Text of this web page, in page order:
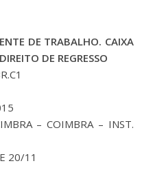
DE TRABALHO. CAIXA
DE REGRESSO
– COIMBRA – INST.
20/11